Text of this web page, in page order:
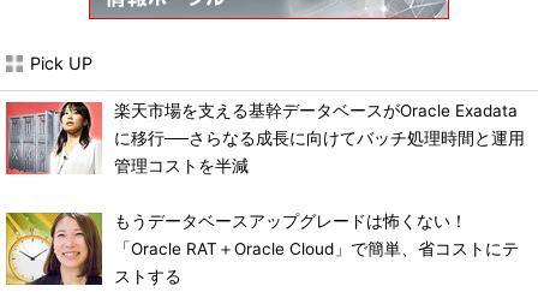
Pick UP
楽天市場を支える基幹データベースがOracle Exadata
に移行──さらなる成長に向けてバッチ処理時間と運用
管理コストを半減
もうデータベースアップグレードは怖くない！
「Oracle RAT＋Oracle Cloud」で簡単、省コストにテ
ストする